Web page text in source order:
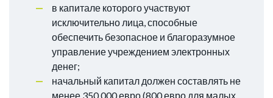
в капитале которого участвуют
исключительно лица, способные
обеспечить безопасное и благоразумное
управление учреждением электронных
денег;
начальный капитал должен составлять не
менее 350 000 евро (800 евро для малых